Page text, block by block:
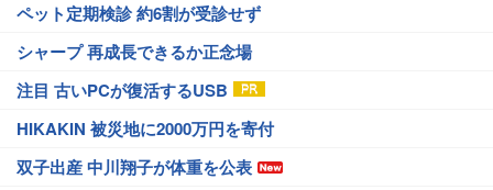
ペット定期検診 約6割が受診せず
シャープ 再成長できるか正念場
注目 古いPCが復活するUSB
HIKAKIN 被災地に2000万円を寄付
双子出産 中川翔子が体重を公表